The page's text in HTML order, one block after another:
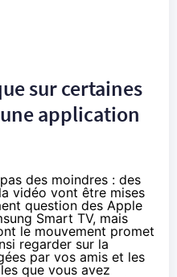
sur certaines
application
des moindres : des
vidéo vont être mises
question des Apple
Smart TV, mais
le mouvement promet
regarder sur la
par vos amis et les
que vous avez